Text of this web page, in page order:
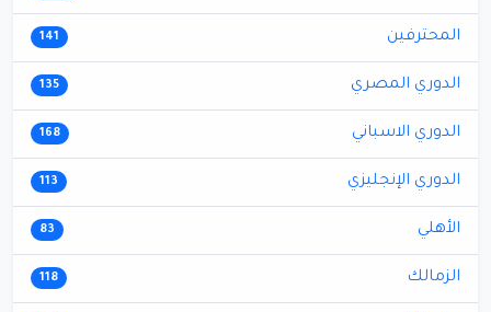
المحترفين 141
الدوري المصري 135
الدوري الاسباني 168
الدوري الإنجليزي 113
الأهلي 83
الزمالك 118